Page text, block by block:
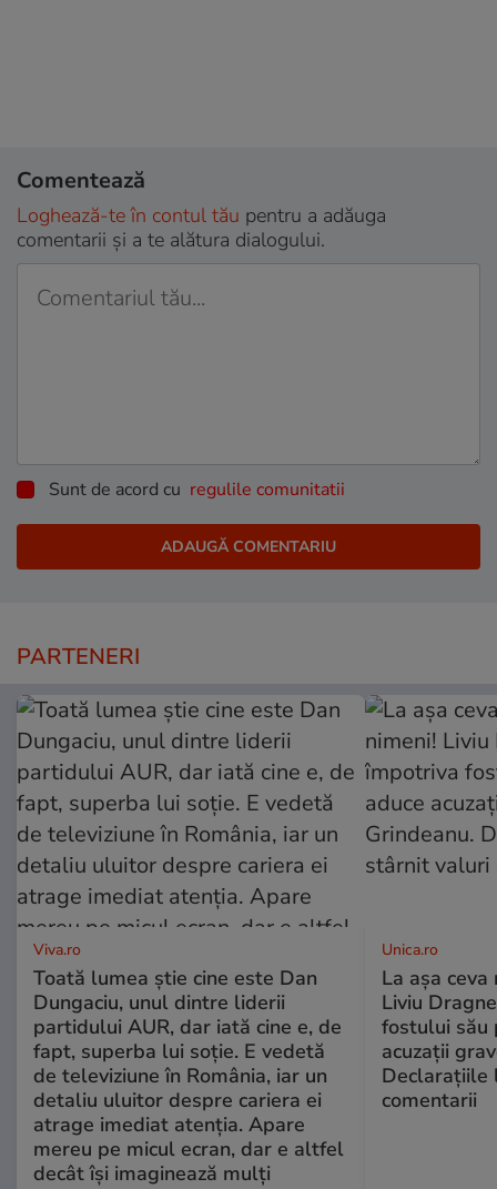
Comentează
Loghează-te în contul tău pentru a adăuga
comentarii și a te alătura dialogului.
Sunt de acord cu regulile comunitatii
PARTENERI
Viva.ro
Toată lumea știe cine este Dan
Dungaciu, unul dintre liderii
partidului AUR, dar iată cine e, de
fapt, superba lui soție. E vedetă
de televiziune în România, iar un
detaliu uluitor despre cariera ei
atrage imediat atenția. Apare
mereu pe micul ecran, dar e altfel
decât își imaginează mulți
Unica.ro
La așa
Liviu
fostului său
acuzații
Declarațiile
comentarii